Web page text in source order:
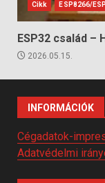
Cikk ESP8266/
ESP32 család –
2026.05.15.
INFORMÁCIÓK
Cégadatok-
Adatvédelmi